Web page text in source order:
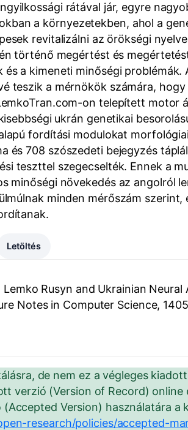
rátával jár, egyre
a környezetekben, ahol a
revitalizálni az örökségi
történő megértést és
a kimeneti minőségi problémák.
teszik a mérnökök számára,
on telepített motor
ukrán genetikai
fordítási modulokat
708 szószedeti bejegyzés
teszttel szegecselték. Ennek a
minőségi növekedés az angolról
minden mérőszám szerint,
Letöltés
Rusyn and Ukrainian
Notes in Computer Science,
de nem ez a végleges
verzió (Version of Record) online
Version) használatára a
research/policies/accepted-